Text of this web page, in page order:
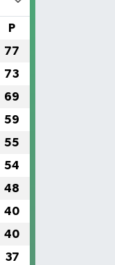
P
77
73
69
59
55
54
48
40
40
37